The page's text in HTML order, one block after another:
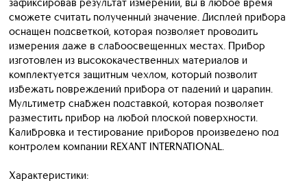
сможете считать полученный значение. Дисплей прибора
оснащен подсветкой, которая позволяет проводить
измерения даже в слабоосвещенных местах. Прибор
изготовлен из высококачественных материалов и
комплектуется защитным чехлом, который позволит
избежать повреждений прибора от падений и царапин.
Мультиметр снабжен подставкой, которая позволяет
разместить прибор на любой плоской поверхности.
Калибровка и тестирование приборов произведено под
контролем компании REXANT INTERNATIONAL.
Характеристики: